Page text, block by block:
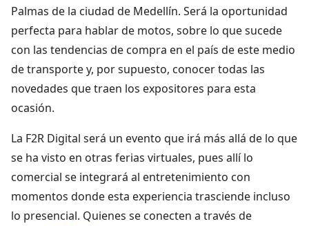
Palmas de la ciudad de Medellín. Será la oportunidad
perfecta para hablar de motos, sobre lo que sucede
con las tendencias de compra en el país de este medio
de transporte y, por supuesto, conocer todas las
novedades que traen los expositores para esta
ocasión.
La F2R Digital será un evento que irá más allá de lo que
se ha visto en otras ferias virtuales, pues allí lo
comercial se integrará al entretenimiento con
momentos donde esta experiencia trasciende incluso
lo presencial. Quienes se conecten a través de